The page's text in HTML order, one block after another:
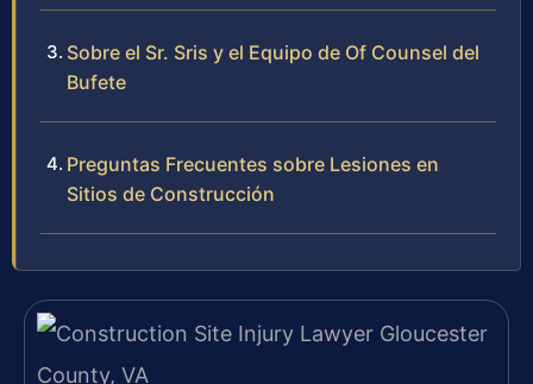
Sobre el Sr. Sris y el Equipo de Of Counsel del
Bufete
Preguntas Frecuentes sobre Lesiones en
Sitios de Construcción